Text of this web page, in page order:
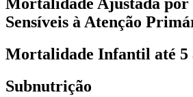
Sensíveis à Atenção
Mortalidade Infantil até 5
Subnutrição